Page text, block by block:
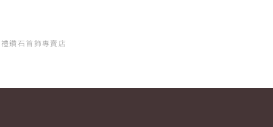
鑽石首飾專賣店